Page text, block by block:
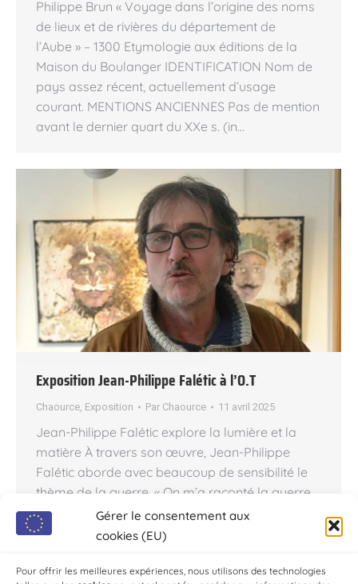
Gérer le consentement aux
cookies (EU)
Pour offrir les meilleures expériences, nous utilisons des technologies
Philippe Brun « Voyage dans l’origine des noms
de lieux et de rivières du département de
l’Aube » – 1300 Etymologie aux éditions de la
Maison du Boulanger IDENTIFICATION Nom de
pays assez récent, actuellement d’usage
courant. MENTIONS ANCIENNES Pas de mention
avant le dernier quart du XXe s. (in…
Exposition Jean-Philippe Falétic à l’O.T
Chaource Exposition Par Chaource 11 avril 2025
Jean-Philippe Falétic explore la lumière et la
matière À travers son œuvre, Jean-Philippe
Falétic aborde avec beaucoup de sensibilité le
thème de la guerre. « On m’a raconté la guerre
avec des mots réduits… Il s’agit d’une aberration
fondamentale de l’humanité, sans cesse
lutter, c’est un fait.…